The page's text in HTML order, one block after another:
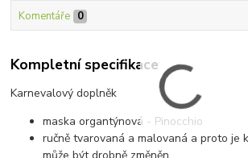
Komentáře 0
Kompletní specifikace
Karnevalový doplněk
maska organtýnová - Pinocchio
ručně tvarovaná a malovaná a proto je